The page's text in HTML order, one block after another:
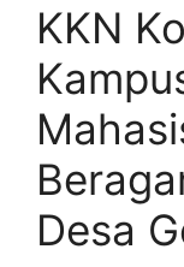
KKN
Desa